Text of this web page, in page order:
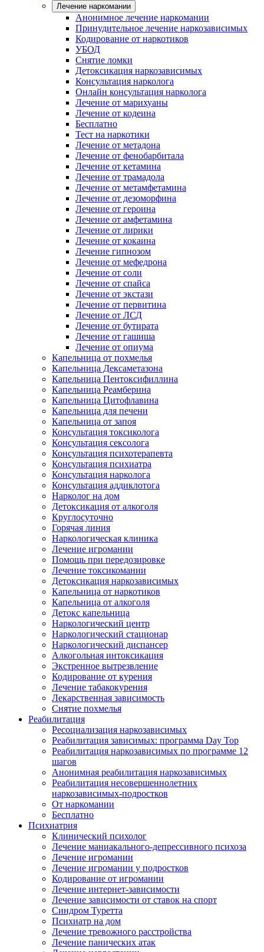
Лечение наркомании
Анонимное лечение наркомании
Принудительное лечение наркозависимых
Кодирование от наркотиков
УБОД
Снятие ломки
Детоксикация наркозависимых
Консультация нарколога
Онлайн консультация нарколога
Лечение от марихуаны
Лечение от кодеина
Бесплатно
Тест на наркотики
Лечение от метадона
Лечение от фенобарбитала
Лечение от кетамина
Лечение от трамадола
Лечение от метамфетамина
Лечение от дезоморфина
Лечение от героина
Лечение от амфетамина
Лечение от лирики
Лечение от кокаина
Лечение гипнозом
Лечение от мефедрона
Лечение от соли
Лечение от спайса
Лечение от экстази
Лечение от первитина
Лечение от ЛСД
Лечение от бутирата
Лечение от гашиша
Лечение от опиума
Капельница от похмелья
Капельница Дексаметазона
Капельница Пентоксифиллина
Капельница Реамберина
Капельница Цитофлавина
Капельница для печени
Капельница от запоя
Консультация токсиколога
Консультация сексолога
Консультация психотерапевта
Консультация психиатра
Консультация нарколога
Консультация аддиклотога
Нарколог на дом
Детоксикация от алкоголя
Круглосуточно
Горячая линия
Наркологическая клиника
Лечение игромании
Помощь при передозировке
Лечение токсикомании
Детоксикация наркозависимых
Капельница от наркотиков
Капельница от алкоголя
Детокс капельница
Наркологический центр
Наркологический стационар
Наркологический диспансер
Алкогольная интоксикация
Экстренное вытрезвление
Кодирование от курения
Лечение табакокурения
Лекарственная зависимость
Снятие похмелья
Реабилитация
Ресоциализация наркозависимых
Реабилитация зависимых: программа Day Top
Реабилитация наркозависимых по программе 12
шагов
Анонимная реабилитация наркозависимых
Реабилитация несовершеннолетних
наркозависимых-подростков
От наркомании
Бесплатно
Психиатрия
Клинический психолог
Лечение маниакального-депрессивного психоза
Лечение игромании
Лечение игромании у подростков
Кодирование от игромании
Лечение интернет-зависимости
Лечение зависимости от ставок на спорт
Синдром Туретта
Психиатр на дом
Лечение тревожного расстройства
Лечение панических атак